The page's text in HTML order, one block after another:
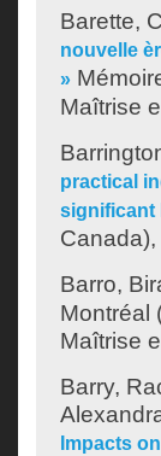
Barette,
nouvelle
»
Maîtrise
practical
significant
Barro,
Montréal
Maîtrise
Barry,
Impacts